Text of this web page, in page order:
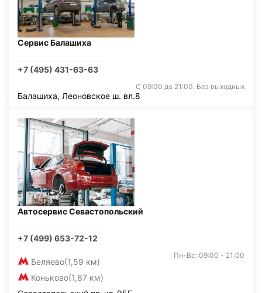
Сервис Балашиха
+7 (495) 431-63-63
С 09:00 до 21:00. Без выходных
Балашиха, Леоновское ш. вл.8
Автосервис Севастопольский
+7 (499) 653-72-12
Беляево(1,59 км)
Коньково(1,87 км)
Пн-Вс: 09:00 - 21:00